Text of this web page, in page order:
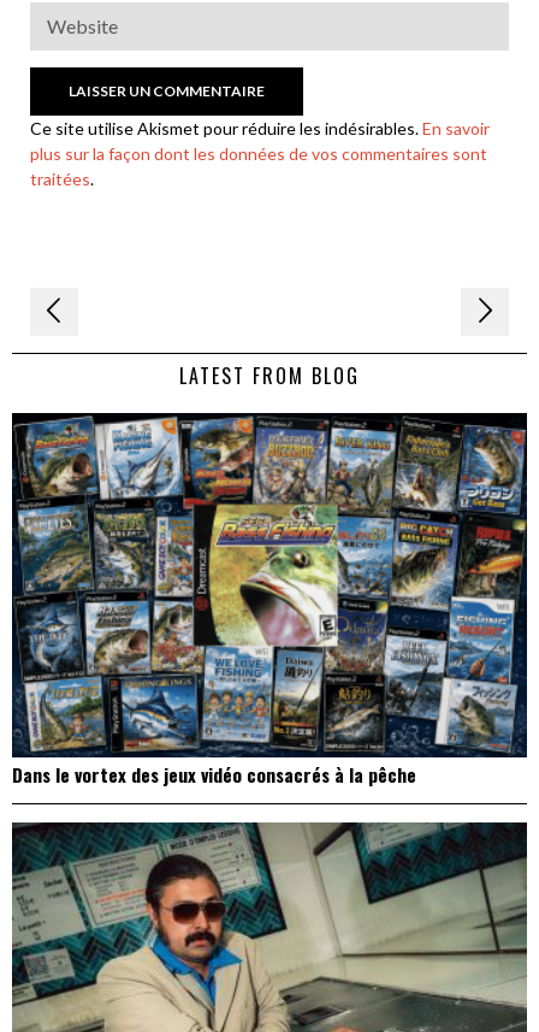
Ce site utilise Akismet pour réduire les indésirables.En savoir
plus sur la façon dont les données de vos commentaires sont
traitées.
Navigation
de LATEST FROM BLOG
Dans le vortex des jeux vidéo consacrés à la pêche